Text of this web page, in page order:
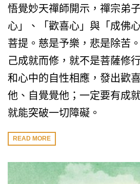
悟覺妙天禪師開示，禪宗弟
心」、「歡喜心」與「成佛
菩提。慈是予樂，悲是除苦
己成就而修，就不是菩薩修
和心中的自性相應，發出歡
他、自覺覺他；一定要有成
就能突破一切障礙。
READ MORE